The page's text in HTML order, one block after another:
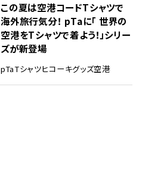
この夏は空港コードTシャツで
海外旅行気分！ pTaに「 世界の
空港をTシャツで着よう！」シリー
ズが新登場
pTaTシャツヒコーキグッズ空港